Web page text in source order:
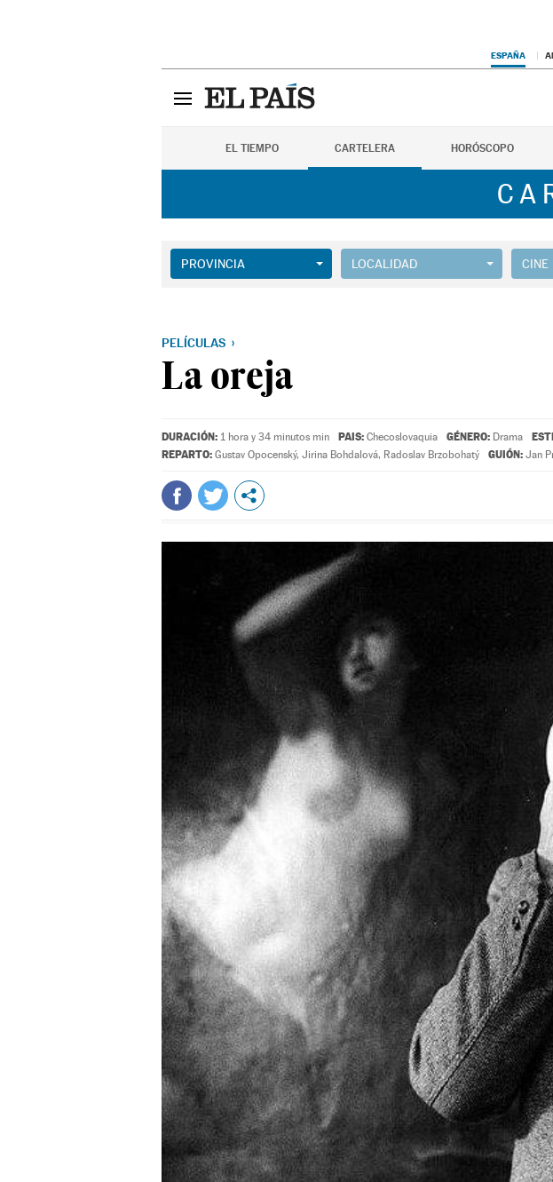
ESPAÑA
EL TIEMPO CARTELERA HORÓSCOPO
PROVINCIA LOCALIDAD CINE
PELÍCULAS
La oreja
DURACIÓN: 1 hora y 34 minutos min PAIS: Checoslovaquia GÉNERO: Drama
REPARTO: Gustav Opocenský, Jirina Bohdalová, Radoslav Brzobohatý GUIÓN: Jan